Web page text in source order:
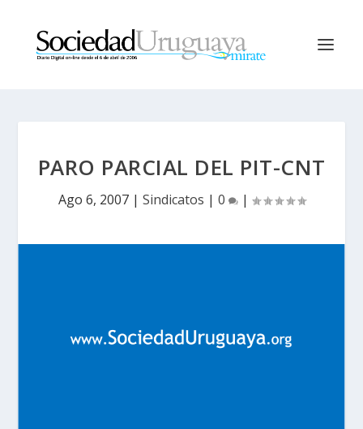
PARO PARCIAL DEL PIT-CNT
Ago 6, 2007| Sindicatos | 0 |